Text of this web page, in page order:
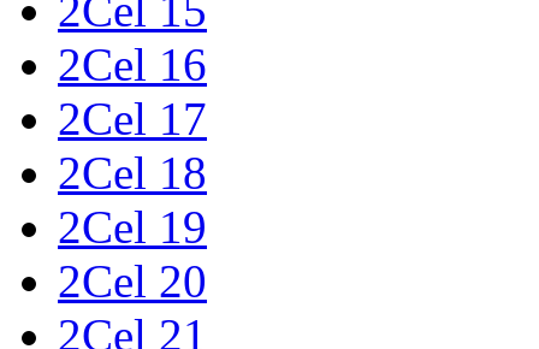
2Cel 16
2Cel 17
2Cel 18
2Cel 19
2Cel 20
2Cel 21